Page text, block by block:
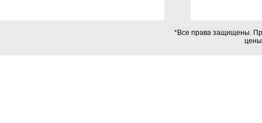
*Все права защищены.
цены